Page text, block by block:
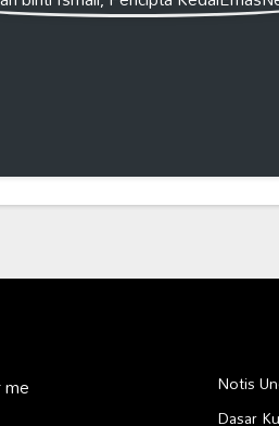
Notis
Dasar